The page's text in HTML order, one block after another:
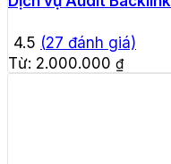
4.5 (27 đánh giá)
Từ: 2.000.000 ₫